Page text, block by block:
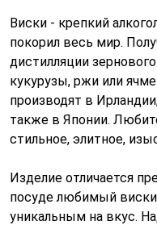
Виски - крепкий
покорил весь мир.
дистилляции
кукурузы, ржи или
производят в
также в Японии.
стильное, элитное,
Изделие отличается
посуде любимый
уникальным на вкус.